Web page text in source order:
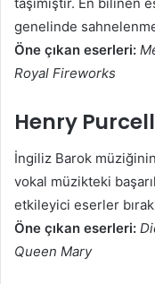
genelinde
Öne çıkan eserleri:
Royal Fireworks
Henry
İngiliz Barok
vokal müzikteki
etkileyici eserler
Öne çıkan eserleri:
Queen Mary